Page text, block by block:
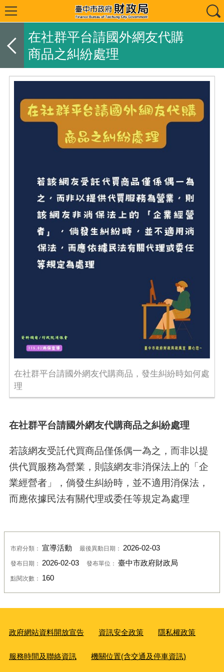
在社群平台請國外網友代購
商品之糾紛處理
在社群平台請國外網友代購商品，發生糾紛時如何處
理
在社群平台請國外網友代購商品之糾紛處理
若該網友受託代買商品僅係偶一為之，而非以提
供代買服務為營業，則該網友非消保法上的「企
業經營者」，倘發生糾紛時，並不適用消保法，
而應依據民法有關代理或委任等規定為處理
市府分類： 宣導活動 最後異動日期： 2026-02-03
發布日期： 2026-02-03 發布單位： 臺中市政府財政局
點閱次數： 160
政府網站資料開放宣告 資訊安全政策 隱私權政策
服務時間及聯絡資訊 機關位置(含交通及停車資訊)